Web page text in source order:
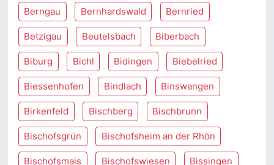
Berngau Bernhardswald Bernried
Betzigau Beutelsbach Biberbach
Biburg Bichl Bidingen Biebelried
Biessenhofen Bindlach Binswangen
Birkenfeld Bischberg Bischbrunn
Bischofsgrün Bischofsheim an der Rhön
Bischofsmais Bischofswiesen Bissingen